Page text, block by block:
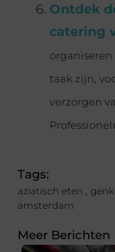
Ontdek
catering
taak zijn,
verzorgen
Tags:
aziatisch eten ,
amsterdam
Meer Berichten